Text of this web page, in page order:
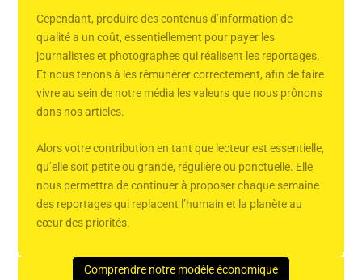
Cependant, produire des contenus d’information de
qualité a un coût, essentiellement pour payer les
journalistes et photographes qui réalisent les reportages.
Et nous tenons à les rémunérer correctement, afin de faire
vivre au sein de notre média les valeurs que nous prônons
dans nos articles.
Alors votre contribution en tant que lecteur est essentielle,
qu’elle soit petite ou grande, régulière ou ponctuelle. Elle
nous permettra de continuer à proposer chaque semaine
des reportages qui replacent l’humain et la planète au
cœur des priorités.
Comprendre notre modèle économique